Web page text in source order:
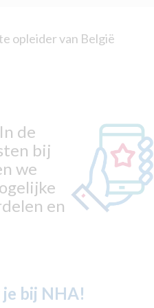
opleider van België
de
bij
we
en
bij NHA!